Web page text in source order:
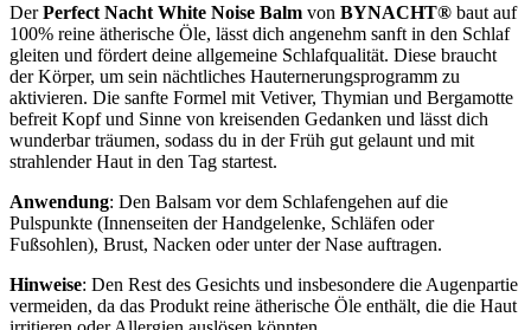
DerPerfect Nacht White Noise Balm von BYNACHT® baut auf
100% reine ätherische Öle, lässt dich angenehm sanft in den Schlaf
gleiten und fördert deine allgemeine Schlafqualität. Diese braucht
der Körper, um sein nächtliches Hauternerungsprogramm zu
aktivieren. Die sanfte Formel mit Vetiver, Thymian und Bergamotte
befreit Kopf und Sinne von kreisenden Gedanken und lässt dich
wunderbar träumen, sodass du in der Früh gut gelaunt und mit
strahlender Haut in den Tag startest.
Anwendung: Den Balsam vor dem Schlafengehen auf die
Pulspunkte (Innenseiten der Handgelenke, Schläfen oder
Fußsohlen), Brust, Nacken oder unter der Nase auftragen.
Hinweise: Den Rest des Gesichts und insbesondere die Augenpartie
vermeiden, da das Produkt reine ätherische Öle enthält, die die Haut